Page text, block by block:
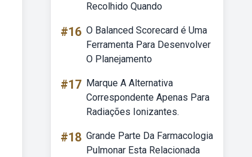
Recolhido Quando
#16 O Balanced Scorecard é Uma
Ferramenta Para Desenvolver
O Planejamento
#17 Marque A Alternativa
Correspondente Apenas Para
Radiações Ionizantes.
#18 Grande Parte Da Farmacologia
Pulmonar Esta Relacionada